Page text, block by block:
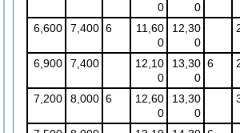
0
0
6,600
7,400 6
11,60
0
12,30
0
6,900 7,400
12,10
0
13,30
0
6
7,200 8,000 6
12,60
0
13,30
0